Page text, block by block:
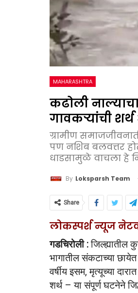
MAHARASHTRA
कढोली
गावकऱ्यांची
ग्रामीण
पण नशिब बलवत्तर
धाडसामुळे वाचला हे
By Loksparsh Team
Share
लोकस्पर्श न्यूज
गडचिरोली :जिल्ह्यातील
भागातील संकटाच्या
वर्षीय इसम, मृत्यूच्या
शर्थ – या संपूर्ण घटनेने